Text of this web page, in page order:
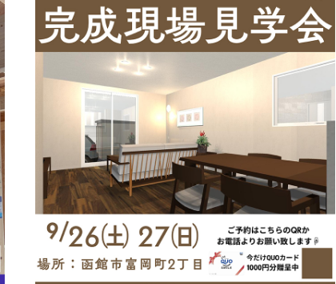
徳島
高知
長崎
沖縄